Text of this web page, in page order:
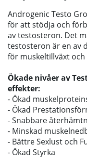
Androgenic Testo
för att stödja och
av testosteron. Det
testosteron är en av
för muskeltillväxt
Ökade nivåer av
effekter:
- Ökad
- Ökad
- Snabbare
- Minskad
- Bättre Sexlust och
- Ökad Styrka